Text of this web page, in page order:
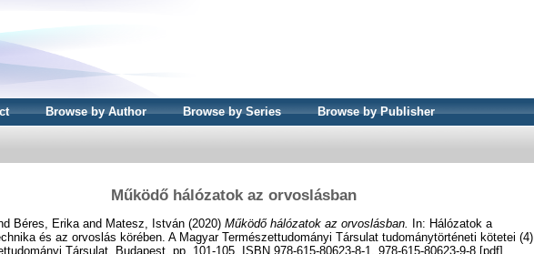
Browse by Author Browse by Series Browse by Publisher
Működő hálózatok az orvoslásban
Béres, Erika and Matesz, István (2020) Működő hálózatok az orvoslásban. In: Hálózatok a
és az orvoslás körében. A Magyar Természettudományi Társulat tudománytörténeti kötetei (4).
Társulat, Budapest, pp. 101-105. ISBN 978-615-80623-8-1, 978-615-80623-9-8 [pdf]